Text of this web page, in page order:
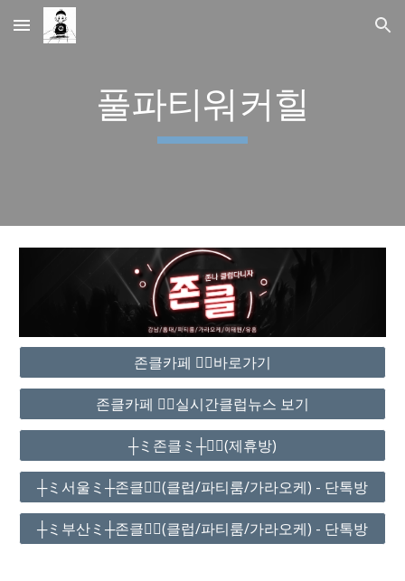
Skip to main content Skip to navigation
풀파티워커힐
존클카페 ❤️‍🔥바로가기
존클카페 ❤️‍🔥실시간클럽뉴스 보기
┼ミ존클ミ┼❤️‍🔥(제휴방)
┼ミ서울ミ┼존클❤️‍🔥(클럽/파티룸/가라오케) - 단톡방
┼ミ부산ミ┼존클❤️‍🔥(클럽/파티룸/가라오케) - 단톡방